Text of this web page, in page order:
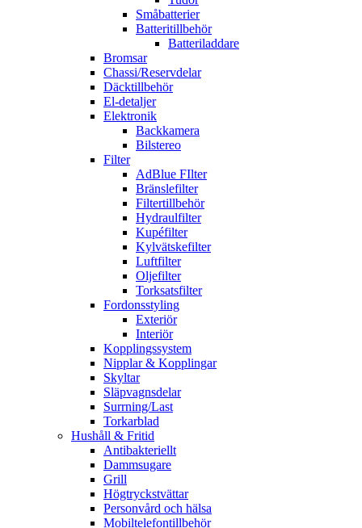
Småbatterier
Batteritillbehör
Batteriladdare
Bromsar
Chassi/Reservdelar
Däcktillbehör
El-detaljer
Elektronik
Backkamera
Bilstereo
Filter
AdBlue FIlter
Bränslefilter
Filtertillbehör
Hydraulfilter
Kupéfilter
Kylvätskefilter
Luftfilter
Oljefilter
Torksatsfilter
Fordonsstyling
Exteriör
Interiör
Kopplingssystem
Nipplar & Kopplingar
Skyltar
Släpvagnsdelar
Surrning/Last
Torkarblad
Hushåll & Fritid
Antibakteriellt​
Dammsugare
Grill
Högtryckstvättar
Personvård och hälsa
Mobiltelefontillbehör